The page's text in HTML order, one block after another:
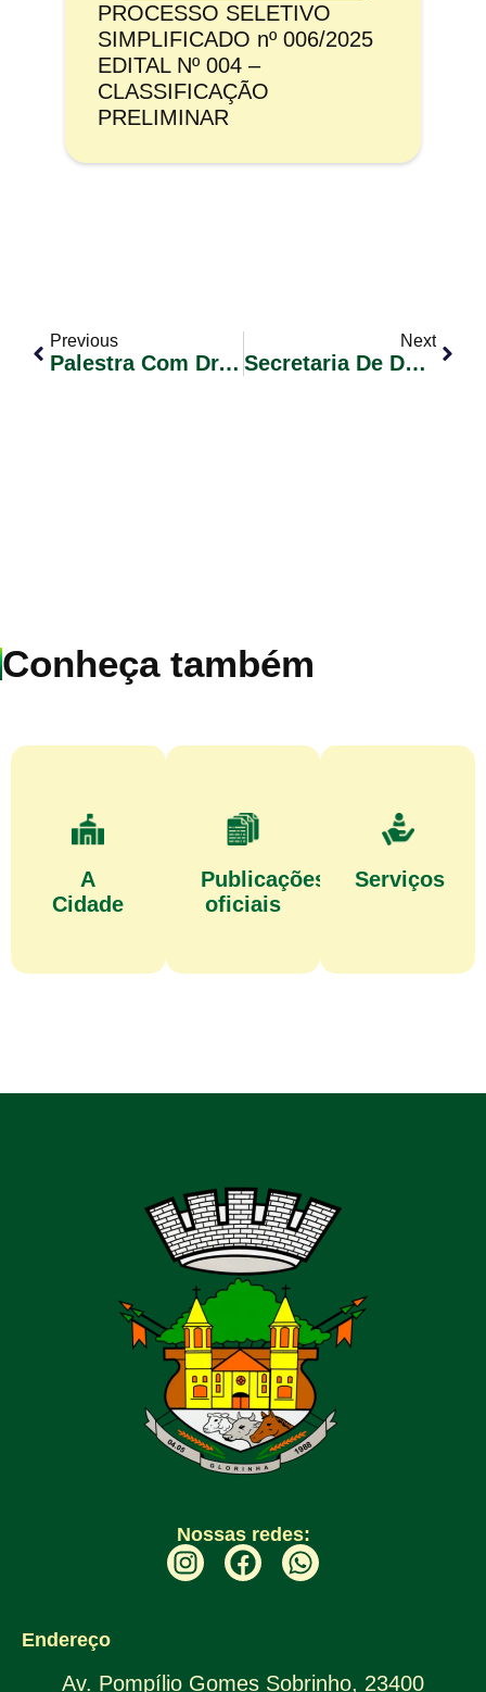
PROCESSO SELETIVO
SIMPLIFICADO nº 006/2025
EDITAL Nº 004 –
CLASSIFICAÇÃO
PRELIMINAR
Previous
Palestra Com Dr. Roque Noli Bakof
Next
Secretaria De Desenvolvimento Social Oferece Cursos Gratuitos Do Senar
Conheça também
A
Cidade
Publicações
oficiais
Serviços
Nossas redes:
Endereço
Av. Pompílio Gomes Sobrinho, 23400